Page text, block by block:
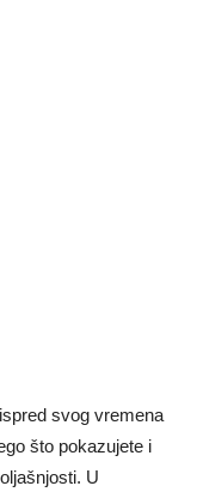
svog vremena
što pokazujete i
U